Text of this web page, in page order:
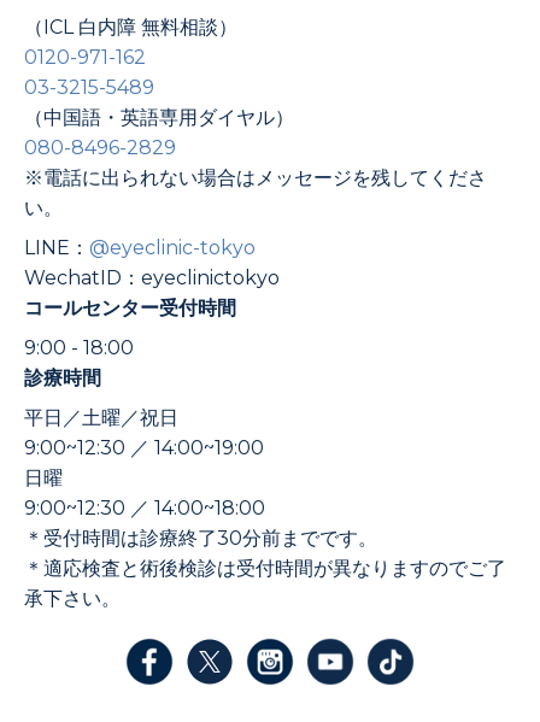
（ICL 白内障 無料相談）
0120-971-162
03-3215-5489
（中国語・英語専用ダイヤル）
080-8496-2829
※電話に出られない場合はメッセージを残してくださ
い。
LINE： @eyeclinic-tokyo
WechatID：eyeclinictokyo
コールセンター受付時間
9:00 - 18:00
診療時間
平日／土曜／祝日
9:00~12:30 ／ 14:00~19:00
日曜
9:00~12:30 ／ 14:00~18:00
＊受付時間は診療終了30分前までです。
＊適応検査と術後検診は受付時間が異なりますのでご了
承下さい。